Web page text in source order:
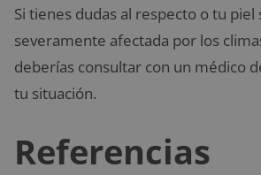
Si tienes dudas al respecto o tu piel
severamente afectada por los
deberías consultar con un médico
tu situación.
Referencias